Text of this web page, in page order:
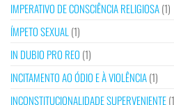
IMPERATIVO DE CONSCIÊNCIA RELIGIOSA(1)
ÍMPETO SEXUAL (1)
IN DUBIO PRO REO (1)
INCITAMENTO AO ÓDIO E À VIOLÊNCIA(1)
INCONSTITUCIONALIDADE SUPERVENIENTE